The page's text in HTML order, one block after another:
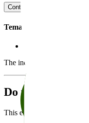
Contact host
Tema:
The individual organizer is
Do you want to
This event will take place